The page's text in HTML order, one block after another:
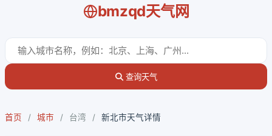
bmzqd天气网
查询天气
首页 / 城市 / 台湾 / 新北市天气详情